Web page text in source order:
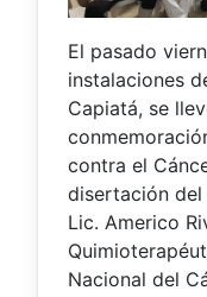
El pasado
instalaciones
Capiatá, se
contra el
disertación
Lic. Americo
Nacional del